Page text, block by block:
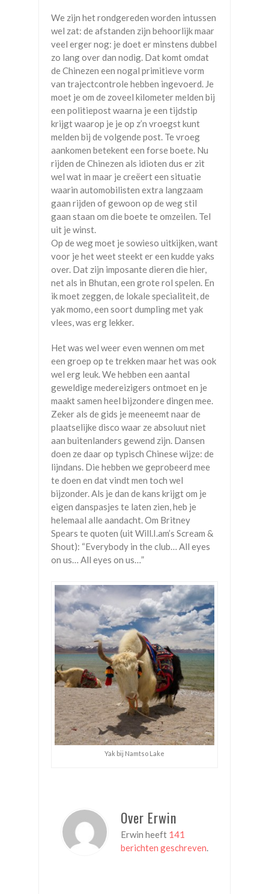
We zijn het rondgereden worden intussen
wel zat: de afstanden zijn behoorlijk maar
veel erger nog: je doet er minstens dubbel
zo lang over dan nodig. Dat komt omdat
de Chinezen een nogal primitieve vorm
van trajectcontrole hebben ingevoerd. Je
moet je om de zoveel kilometer melden bij
een politiepost waarna je een tijdstip
krijgt waarop je je op z’n vroegst kunt
melden bij de volgende post. Te vroeg
aankomen betekent een forse boete. Nu
rijden de Chinezen als idioten dus er zit
wel wat in maar je creëert een situatie
waarin automobilisten extra langzaam
gaan rijden of gewoon op de weg stil
gaan staan om die boete te omzeilen. Tel
uit je winst.
Op de weg moet je sowieso uitkijken, want
voor je het weet steekt er een kudde yaks
over. Dat zijn imposante dieren die hier,
net als in Bhutan, een grote rol spelen. En
ik moet zeggen, de lokale specialiteit, de
yak momo, een soort dumpling met yak
vlees, was erg lekker.
Het was wel weer even wennen om met
een groep op te trekken maar het was ook
wel erg leuk. We hebben een aantal
geweldige medereizigers ontmoet en je
maakt samen heel bijzondere dingen mee.
Zeker als de gids je meeneemt naar de
plaatselijke disco waar ze absoluut niet
aan buitenlanders gewend zijn. Dansen
doen ze daar op typisch Chinese wijze: de
lijndans. Die hebben we geprobeerd mee
te doen en dat vindt men toch wel
bijzonder. Als je dan de kans krijgt om je
eigen danspasjes te laten zien, heb je
helemaal alle aandacht. Om Britney
Spears te quoten (uit Will.I.am’s Scream &
Shout): “Everybody in the club… All eyes
on us… All eyes on us…”
Yak bij Namtso Lake
Over Erwin
Erwin heeft 141
berichten geschreven.